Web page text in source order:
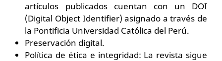
artículos publicados cuentan con un DOI
(Digital Object Identifier) asignado a través de
la Pontificia Universidad Católica del Perú.
Preservación digital.
Política de ética e integridad: La revista sigue